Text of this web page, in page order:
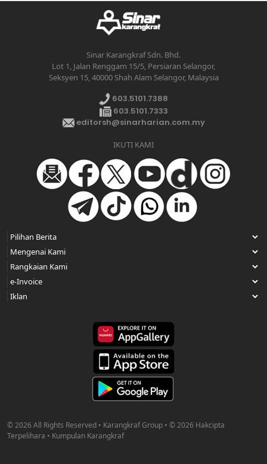
Sinar Karangkraf Sdn. Bhd.
Lot 1, Jalan Renggam 15/5, Persiaran Selangor,
Seksyen 15, 40000 Shah Alam Selangor, Malaysia
603.5101.7388
603.5101.7333
editorsh@sinarharian.com.my
IKUTI KAMI
© 2026 All Rights Reserved • Karangkraf Group • © 2026 Hakcipta
Terpelihara • Kumpulan Karangkraf